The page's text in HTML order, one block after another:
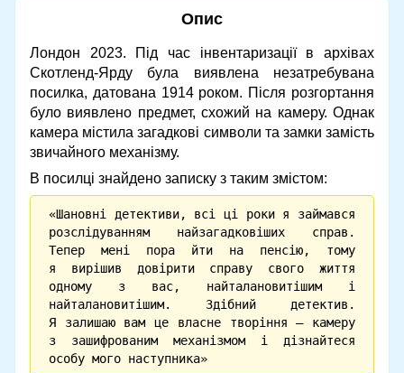
Опис
Лондон 2023. Під час інвентаризації в архівах
Скотленд-Ярду була виявлена ​​незатребувана
посилка, датована 1914 роком. Після розгортання
було виявлено предмет, схожий на камеру. Однак
камера містила загадкові символи та замки замість
звичайного механізму.
В посилці знайдено записку з таким змістом:
Шановні детективи, всі ці роки я займався
розслідуванням найзагадковіших справ.
Тепер мені пора йти на пенсію, тому
я вирішив довірити справу свого життя
одному з вас, найталановитішим і
найталановитішим. Здібний детектив.
Я залишаю вам це власне творіння — камеру
з зашифрованим механізмом і дізнайтеся
особу мого наступника